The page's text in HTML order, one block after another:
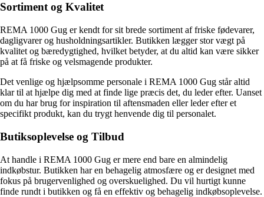
Sortiment og Kvalitet
REMA 1000 Gug er kendt for sit brede sortiment af friske fødevarer,
dagligvarer og husholdningsartikler. Butikken lægger stor vægt på
kvalitet og bæredygtighed, hvilket betyder, at du altid kan være sikker
på at få friske og velsmagende produkter.
Det venlige og hjælpsomme personale i REMA 1000 Gug står altid
klar til at hjælpe dig med at finde lige præcis det, du leder efter. Uanset
om du har brug for inspiration til aftensmaden eller leder efter et
specifikt produkt, kan du trygt henvende dig til personalet.
Butiksoplevelse og Tilbud
At handle i REMA 1000 Gug er mere end bare en almindelig
indkøbstur. Butikken har en behagelig atmosfære og er designet med
fokus på brugervenlighed og overskuelighed. Du vil hurtigt kunne
finde rundt i butikken og få en effektiv og behagelig indkøbsoplevelse.